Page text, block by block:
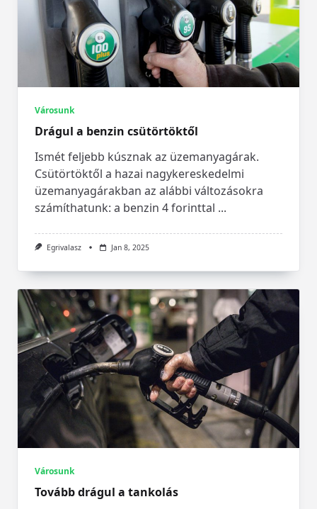
Városunk
Drágul a benzin csütörtöktől
Ismét feljebb kúsznak az üzemanyagárak.
Csütörtöktől a hazai nagykereskedelmi
üzemanyagárakban az alábbi változásokra
számíthatunk: a benzin 4 forinttal ...
Egrivalasz Jan 8, 2025
Városunk
Tovább drágul a tankolás